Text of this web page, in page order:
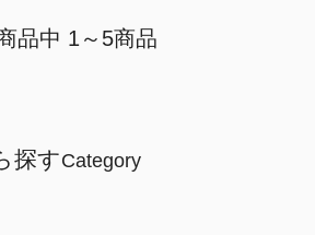
品中 1～5商品
探すCategory